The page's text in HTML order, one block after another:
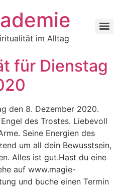
im Alltag
für Dienstag
den 8. Dezember 2020.
des Trostes. Liebevoll
Seine Energien des
um all dein Bewusstsein,
Alles ist gut.Hast du eine
auf www.magie-
und buche einen Termin